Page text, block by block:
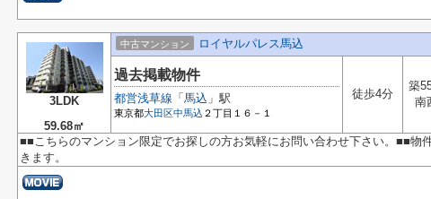
3LDK
59.68㎡
中古マンション ロイヤルパレス馬込
過去掲載物件
都営浅草線 「 馬込 」駅
東京都大田区中馬込 ２丁目１６－１
徒歩4分
築
南
■■こちらのマンション限定でお探しの方お気軽にお問い合わせ下さい。■■物
きます。